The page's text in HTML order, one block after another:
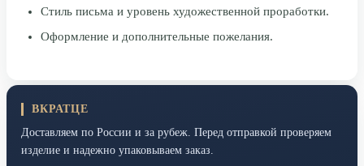
Стиль письма и уровень художественной проработки.
Оформление и дополнительные пожелания.
ВКРАТЦЕ
Доставляем по России и за рубеж. Перед отправкой проверяем
изделие и надежно упаковываем заказ.